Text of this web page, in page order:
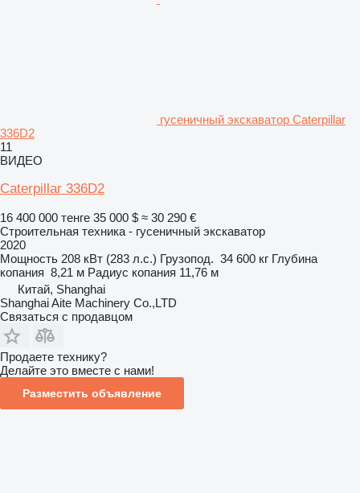
гусеничный экскаватор Caterpillar
336D2
11
ВИДЕО
Caterpillar 336D2
16 400 000 тенге 35 000 $ ≈ 30 290 €
Строительная техника - гусеничный экскаватор
2020
Мощность 208 кВт (283 л.с.) Грузопод. 34 600 кг Глубина
копания 8,21 м Радиус копания 11,76 м
Китай, Shanghai
Shanghai Aite Machinery Co.,LTD
Связаться с продавцом
Продаете технику?
Делайте это вместе с нами!
Разместить объявление